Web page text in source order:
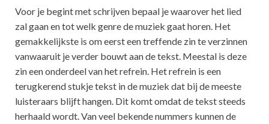
Voor je begint met schrijven bepaal je waarover het lied
zal gaan en tot welk genre de muziek gaat horen. Het
gemakkelijkste is om eerst een treffende zin te verzinnen
vanwaaruit je verder bouwt aan de tekst. Meestal is deze
zin een onderdeel van het refrein. Het refrein is een
terugkerend stukje tekst in de muziek dat bij de meeste
luisteraars blijft hangen. Dit komt omdat de tekst steeds
herhaald wordt. Van veel bekende nummers kunnen de